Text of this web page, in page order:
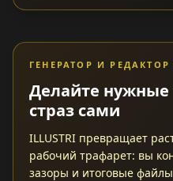
ГЕНЕРАТОР И РЕДАКТОР
Делайте
страз сами
ILLUSTRI превращает
рабочий трафарет: вы
зазоры и итоговые